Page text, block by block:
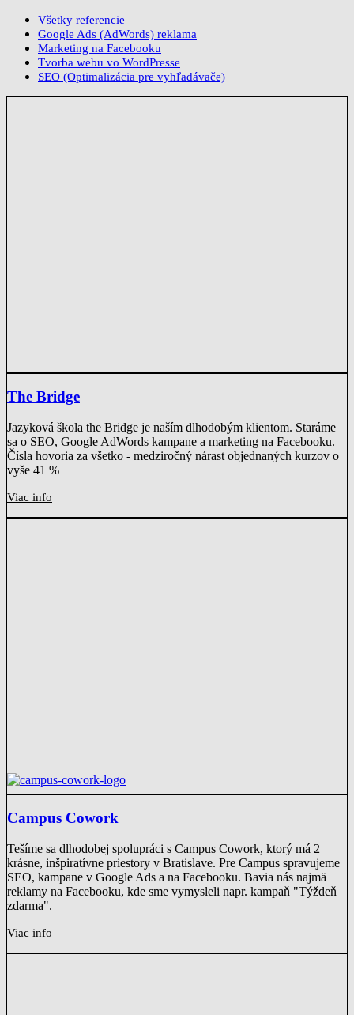
Všetky referencie
Google Ads (AdWords) reklama
Marketing na Facebooku
Tvorba webu vo WordPresse
SEO (Optimalizácia pre vyhľadávače)
The Bridge
Jazyková škola the Bridge je naším dlhodobým klientom. Staráme
sa o SEO, Google AdWords kampane a marketing na Facebooku.
Čísla hovoria za všetko - medziročný nárast objednaných kurzov o
vyše 41 %
Viac info
Campus Cowork
Tešíme sa dlhodobej spolupráci s Campus Cowork, ktorý má 2
krásne, inšpiratívne priestory v Bratislave. Pre Campus spravujeme
SEO, kampane v Google Ads a na Facebooku. Bavia nás najmä
reklamy na Facebooku, kde sme vymysleli napr. kampaň "Týždeň
zdarma".
Viac info